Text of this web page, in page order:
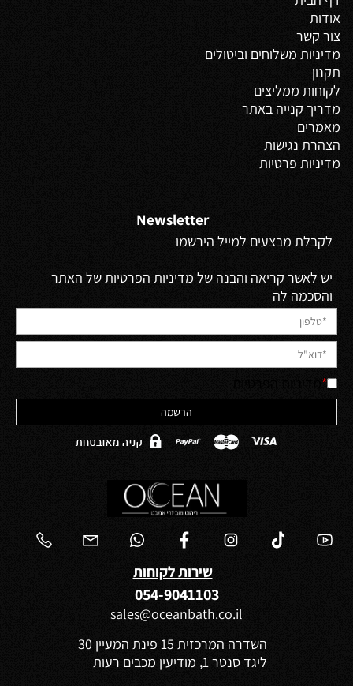
אודות
צור קשר
מדיניות משלוחים וביטולים
תקנון
לקוחות ממליצים
מדריך קנייה באתר
מאמרים
הצהרת נגישות
מדיניות פרטיות
Newsletter
לקבלת מבצעים למייל הירשמו
יש לאשר קריאה והבנה של מדיניות הפרטיות של האתר
והסכמה לה
*
שירות לקוחות
054-9041103
sales@oceanbath.co.il
השדרה המרכזית 15 פינת המעיין 30
ליגד סנטר 1, מודיעין מכבים רעות